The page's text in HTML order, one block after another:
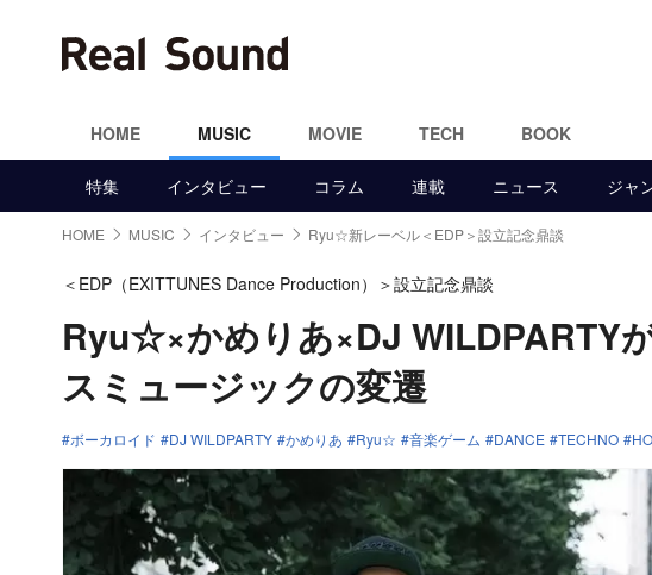
HOME MUSIC MOVIE TECH BOOK
特集 インタビュー コラム 連載 ニュース ジャ
HOME MUSIC インタビュー Ryu☆新レーベル＜EDP＞設立記念鼎談
＜EDP（EXITTUNES Dance Production）＞設立記念鼎談
Ryu☆×かめりあ×DJ WILDPARTY
スミュージックの変遷
ボーカロイド DJ WILDPARTY かめりあ Ryu☆ 音楽ゲーム DANCE TECHNO